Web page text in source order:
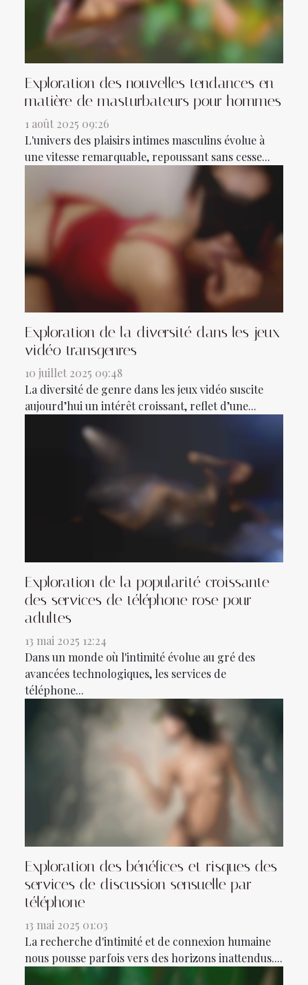
Exploration des nouvelles tendances en
matière de masturbateurs pour hommes
1 août 2025 09:26
L'univers des plaisirs intimes masculins évolue à
une vitesse remarquable, repoussant sans cesse...
Exploration de la diversité dans les jeux
vidéo transgenres
10 juillet 2025 09:48
La diversité de genre dans les jeux vidéo suscite
aujourd’hui un intérêt croissant, reflet d’une...
Exploration de la popularité croissante
des services de téléphone rose pour
adultes
13 mai 2025 12:24
Dans un monde où l'intimité évolue au gré des
avancées technologiques, les services de
téléphone...
Exploration des bénéfices et risques des
services de discussion sensuelle par
téléphone
13 mai 2025 01:03
La recherche d'intimité et de connexion humaine
nous pousse parfois vers des horizons inattendus....